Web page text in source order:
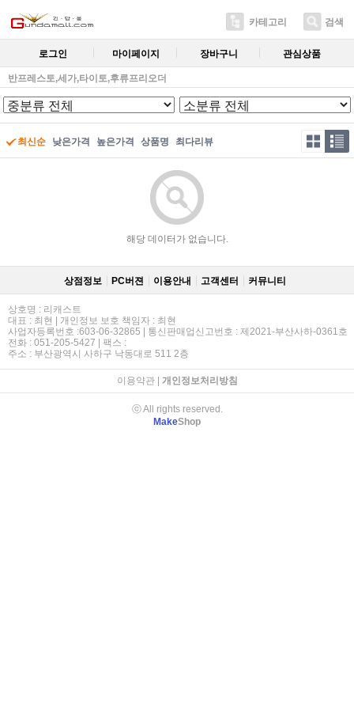
카테고리 검색
로그인 마이페이지 장바구니 관심상품
반프레스토,세가,타이토,후류프리오더
최신순 낮은가격 높은가격 상품명 최다리뷰
해당 데이터가 없습니다.
상점정보 PC버젼 이용안내 고객센터 커뮤니티
상호명 : 리캐스트
대표 : 최현 | 개인정보 보호 책임자 : 최현
사업자등록번호 :603-06-32865 | 통신판매업신고번호 : 제2021-부산사하-0361호
전화 : 051-205-5427 | 팩스 :
주소 : 부산광역시 사하구 낙동대로 511 2층
이용약관| 개인정보처리방침
ⓒ All rights reserved.
MakeShop